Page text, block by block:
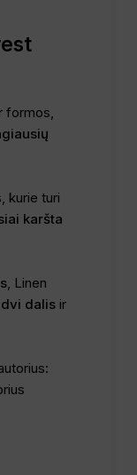
formos,
kurie turi
karšta
, Linen
dalis ir